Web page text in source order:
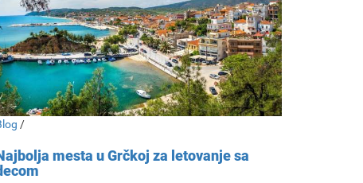
/
mesta u Grčkoj za letovanje sa